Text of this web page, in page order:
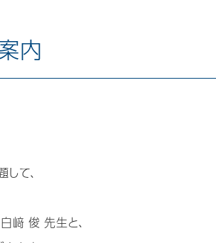
内
して、
﨑 俊 先生と、